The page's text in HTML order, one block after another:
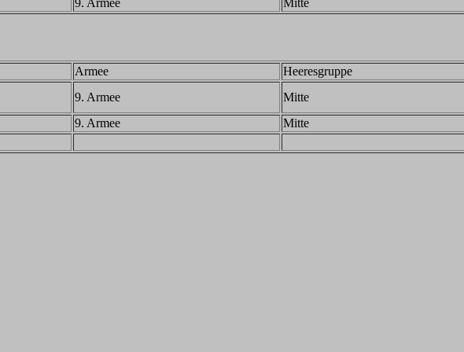
9. Armee Mitte
Armee Heeresgruppe
9. Armee
Mitte
9. Armee
Mitte